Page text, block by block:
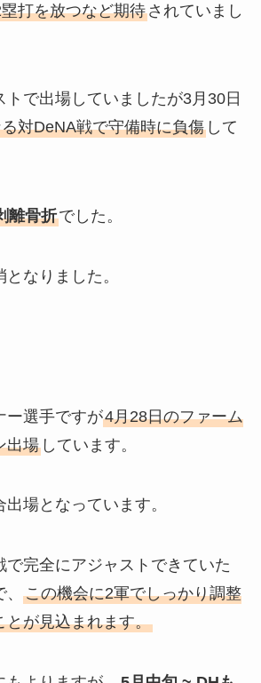
打を放つなど期待されていまし
トで出場していましたが3月30日
対DeNA戦で守備時に負傷して
離骨折でした。
なりました。
ー選手ですが4月28日のファーム
出場しています。
場となっています。
で完全にアジャストできていた
この機会に2軍でしっかり調整
とが見込まれます。